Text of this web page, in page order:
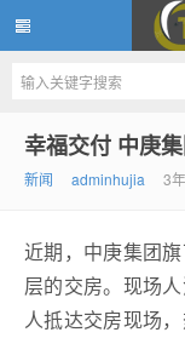
头条中国网
幸福交付 中庚
新闻 adminhujia 3
近期，中庚集团
层的交房。现场
人抵达交房现场